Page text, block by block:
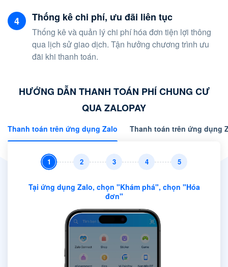
Thống kê chi phí, ưu đãi liên tục
Thống kê và quản lý chi phí hóa đơn tiện lợi thông
qua lịch sử giao dịch. Tận hưởng chương trình ưu
đãi khi thanh toán.
HƯỚNG DẪN THANH TOÁN PHÍ CHUNG CƯ
QUA ZALOPAY
Thanh toán trên ứng dụng Zalo Thanh toán trên ứng dụng
Tại ứng dụng Zalo, chọn "Khám phá", chọn "Hóa
đơn"